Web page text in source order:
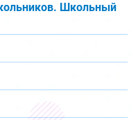
Школьный